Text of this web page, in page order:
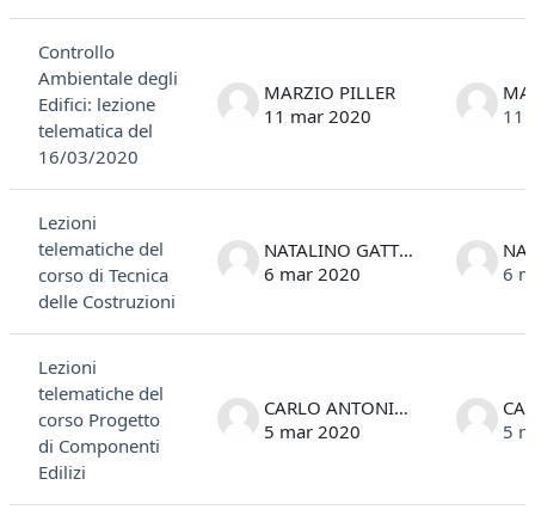
Controllo
Ambientale degli
Edifici: lezione
telematica del
16/03/2020
MARZIO PILLER
11 mar 2020
11
Lezioni
telematiche del
corso di Tecnica
delle Costruzioni
NATALINO GATTESCO
6 mar 2020
6
Lezioni
telematiche del
corso Progetto
di Componenti
Edilizi
CARLO ANTONIO STIVAL
5 mar 2020
5